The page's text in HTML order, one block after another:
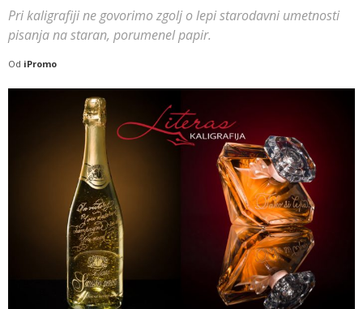
Pri kaligrafiji ne govorimo zgolj o lepi starodavni umetnosti
pisanja na staran, porumenel papir.
Od iPromo